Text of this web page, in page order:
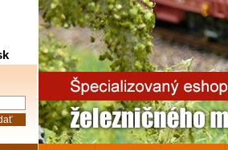
Železničné